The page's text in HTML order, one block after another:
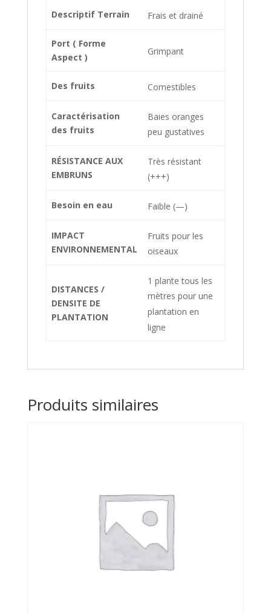
Descriptif Terrain Frais et drainé
Port ( Forme
Aspect )
Grimpant
Des fruits Comestibles
Caractérisation
des fruits
Baies oranges
peu gustatives
RÉSISTANCE AUX
EMBRUNS
Très résistant
(+++)
Besoin en eau Faible (—)
IMPACT
ENVIRONNEMENTAL
Fruits pour les
oiseaux
DISTANCES /
DENSITE DE
PLANTATION
1 plante tous les
mètres pour une
plantation en
ligne
Produits similaires